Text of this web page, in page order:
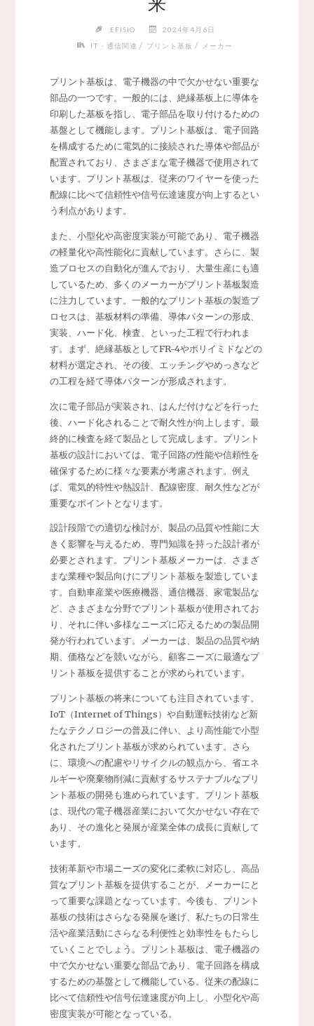
EFISIO
2024年4月6日
IT・通信関連 / プリント基板 / メーカー
プリント基板は、電子機器の中で欠かせない重要な
部品の一つです。 一般的には、絶縁基板上に導体を
印刷した基板を指し、電子部品を取り付けるための
基盤として機能します。プリント基板は、電子回路
を構成するために電気的に接続された導体や部品が
配置されており、さまざまな電子機器で使用されて
います。プリント基板は、従来のワイヤーを使った
配線に比べて信頼性や信号伝達速度が向上するとい
う利点があります。
また、小型化や高密度実装が可能であり、電子機器
の軽量化や高性能化に貢献しています。さらに、製
造プロセスの自動化が進んでおり、大量生産にも適
しているため、多くのメーカーがプリント基板製造
に注力しています。一般的なプリント基板の製造プ
ロセスは、基板材料の準備、導体パターンの形成、
実装、ハード化、検査、といった工程で行われま
す。まず、絶縁基板としてFR-4やポリイミドなどの
材料が選定され、その後、エッチングやめっきなど
の工程を経て導体パターンが形成されます。
次に電子部品が実装され、はんだ付けなどを行った
後、ハード化されることで耐久性が向上します。最
終的に検査を経て製品として完成します。プリント
基板の設計においては、電子回路の性能や信頼性を
確保するために様々な要素が考慮されます。例え
ば、電気的特性や熱設計、配線密度、耐久性などが
重要なポイントとなります。
設計段階での適切な検討が、製品の品質や性能に大
きく影響を与えるため、専門知識を持った設計者が
必要とされます。プリント基板メーカーは、さまざ
まな業種や製品向けにプリント基板を製造していま
す。自動車産業や医療機器、通信機器、家電製品な
ど、さまざまな分野でプリント基板が使用されてお
り、それに伴い多様なニーズに応えるための製品開
発が行われています。メーカーは、製品の品質や納
期、価格などを競いながら、顧客ニーズに最適なプ
リント基板を提供することが求められています。
プリント基板の将来についても注目されています。
IoT（Internet of Things）や自動運転技術など新
たなテクノロジーの普及に伴い、より高性能で小型
化されたプリント基板が求められています。さら
に、環境への配慮やリサイクルの観点から、省エネ
ルギーや廃棄物削減に貢献するサステナブルなプリ
ント基板の開発も進められています。プリント基板
は、現代の電子機器産業において欠かせない存在で
あり、その進化と発展が産業全体の成長に貢献して
います。
技術革新や市場ニーズの変化に柔軟に対応し、高品
質なプリント基板を提供することが、メーカーにと
って重要な課題となっています。今後も、プリント
基板の技術はさらなる発展を遂げ、私たちの日常生
活や産業活動にさらなる利便性と効率性をもたらし
ていくことでしょう。プリント基板は、電子機器の
中で欠かせない重要な部品であり、電子回路を構成
するための基盤として機能している。従来の配線に
比べて信頼性や信号伝達速度が向上し、小型化や高
密度実装が可能となっている。